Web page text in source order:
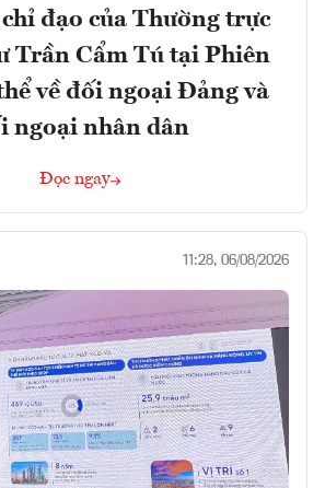
đạo của Thường trực
Trần Cẩm Tú tại Phiên
về đối ngoại Đảng và
ngoại nhân dân
Đọc ngay
11:28, 06/08/2026